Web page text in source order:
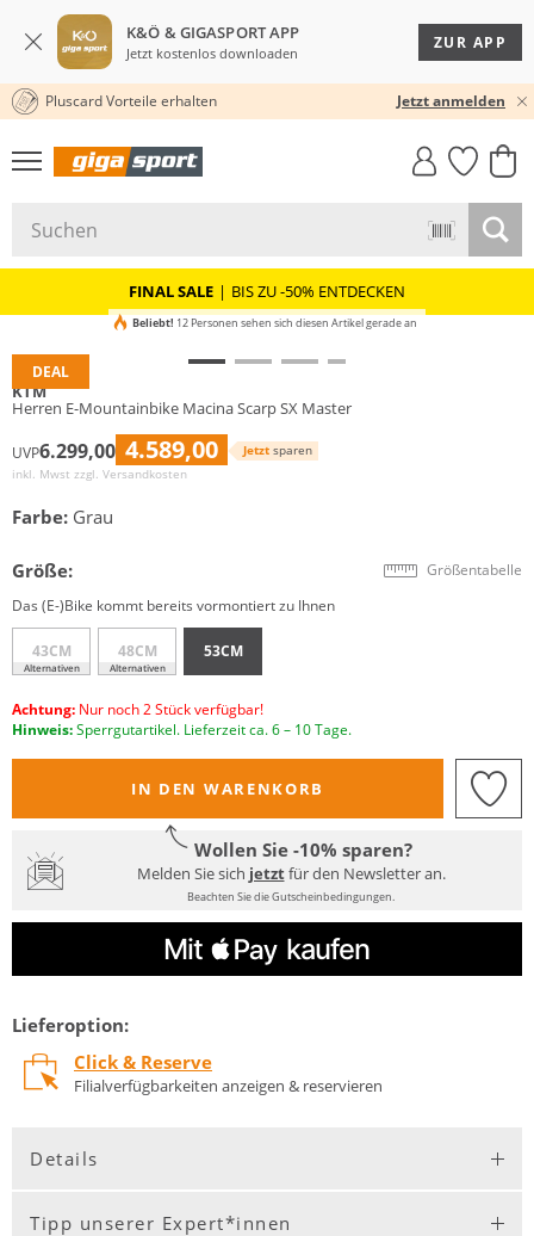
K&Ö & GIGASPORT APP
Jetzt kostenlos downloaden
ZUR APP
30 TAGE RÜCKGABERECHT
Pluscard Vorteile erhalten Jetzt anmelden
GIGASTYLE
FAHRRAD­
MUST-HAVE
FINAL SALE | BIS ZU -50% ENTDECKEN
DEAL
Beliebt! 12 Personen sehen sich diesen Artikel gerade an
KTM
Herren E-Mountainbike Macina Scarp SX Master
UVP6.299,00 4.589,00 Jetzt sparen
inkl. Mwst zzgl. Versandkosten
Farbe: Grau
Größe:
Größentabelle
Das (E-)Bike kommt bereits vormontiert zu Ihnen
43CM
Alternativen
48CM
Alternativen
53CM
Achtung: Nur noch 2 Stück verfügbar!
Hinweis: Sperrgutartikel. Lieferzeit ca. 6 – 10 Tage.
IN DEN WARENKORB
Wollen Sie -10% sparen?
Melden Sie sich jetztfür den Newsletter an.
Beachten Sie die Gutscheinbedingungen.
Lieferoption:
Click & Reserve
Filialverfügbarkeiten anzeigen & reservieren
Details
Tipp unserer Expert*innen